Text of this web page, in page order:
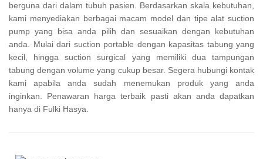
berguna dari dalam tubuh pasien. Berdasarkan skala kebutuhan,
kami menyediakan berbagai macam model dan tipe alat suction
pump yang bisa anda pilih dan sesuaikan dengan kebutuhan
anda. Mulai dari suction portable dengan kapasitas tabung yang
kecil, hingga suction surgical yang memiliki dua tampungan
tabung dengan volume yang cukup besar. Segera hubungi kontak
kami apabila anda sudah menemukan produk yang anda
inginkan. Penawaran harga terbaik pasti akan anda dapatkan
hanya di Fulki Hasya.